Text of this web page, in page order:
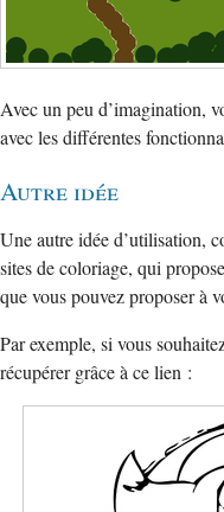
Avec un peu d’imagination,
avec les différentes
Autre idée
Une autre idée d’utilisation,
sites de coloriage, qui
que vous pouvez proposer à
Par exemple, si vous
récupérer grâce à ce lien :